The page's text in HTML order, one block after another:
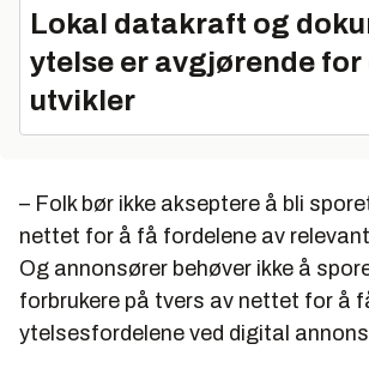
Lokal datakraft og
ytelse er avgjørende for
utvikler
– Folk bør ikke akseptere å bli
nettet for å få fordelene av
Og annonsører behøver ikke å
forbrukere på tvers av nettet for å
ytelsesfordelene ved digital